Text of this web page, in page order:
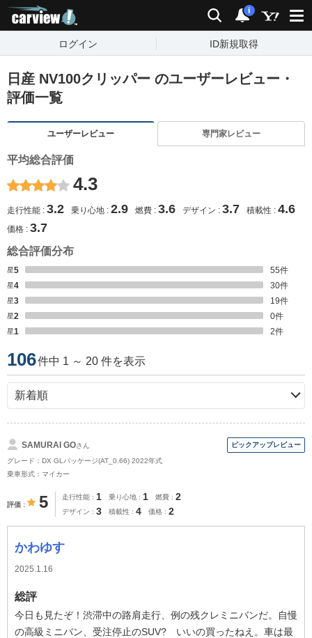
検索 通知
i
ログイン ID新規取得
日産 NV100クリッパー のユーザーレビュー・
評価一覧
ユーザーレビュー 専門家レビュー
平均総合評価
4.3
走行性能 3.2 乗り心地 2.9 燃費 3.6 デザイン 3.7 積載性 4.6
価格 3.7
総合評価分布
星5 55件
星4
30件
星3
19件
星2
0件
星1
2件
106件中 1 ～ 20 件を表示
SAMURAI GOさん
グレード：DX GLパッケージ(AT_0.66) 2022年式
乗車形式：マイカー
評価 5 走行性能 1 乗り心地 1 燃費 2
デザイン 3 積載性 4 価格 2
かわゆす
2025.1.16
総評
今日も見たぞ！渋滞中の路肩走行、例の残クレミニバンだ。自慢
の高級ミニバン、受注停止のSUV? いいの買ったねえ。車は最